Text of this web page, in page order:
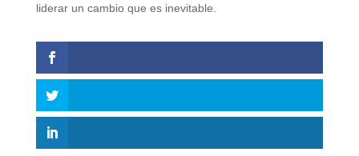
liderar un cambio que es inevitable.